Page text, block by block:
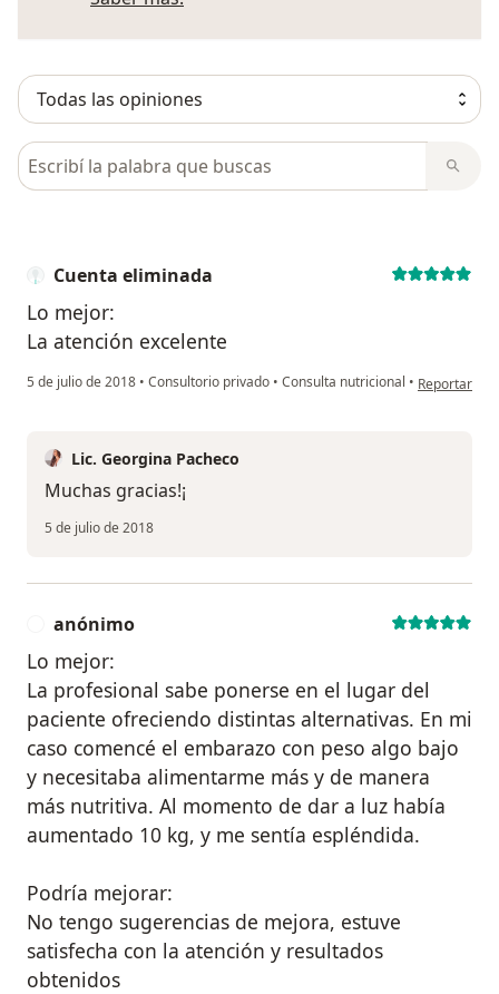
Busca en opiniones
Cuenta eliminada
Lo mejor:
La atención excelente
5 de julio de 2018 • Consultorio privado • Consulta nutricional • en opinión
Reportar
Lic. Georgina Pacheco
Muchas gracias!¡
5 de julio de 2018
anónimo
Lo mejor:
La profesional sabe ponerse en el lugar del
paciente ofreciendo distintas alternativas. En mi
caso comencé el embarazo con peso algo bajo
y necesitaba alimentarme más y de manera
más nutritiva. Al momento de dar a luz había
aumentado 10 kg, y me sentía espléndida.
Podría mejorar:
No tengo sugerencias de mejora, estuve
satisfecha con la atención y resultados
obtenidos